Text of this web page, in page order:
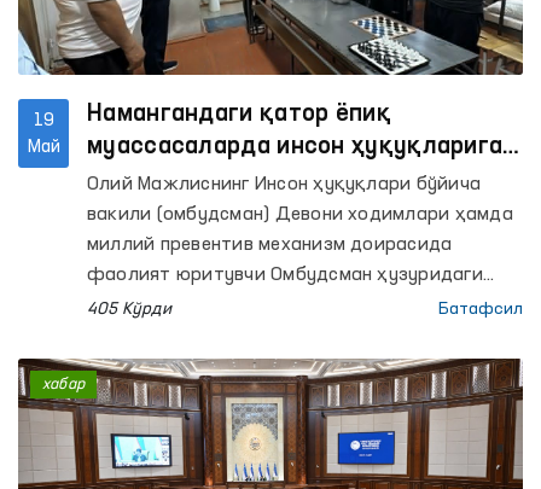
19
Май
Намангандаги қатор ёпиқ
муассасаларда инсон ҳуқуқларига
риоя этилиши ҳолати ўрганилди
Олий Мажлиснинг Инсон ҳуқуқлари бўйича
вакили (омбудсман) Девони ходимлари ҳамда
миллий превентив механизм доирасида
фаолият юритувчи Омбудсман ҳузуридаги
Қийноққа солиш ҳолларининг олдини олиш
томонидан Наманган вилоятидаги
ҳаракатланиш эркинлиги чекланган шахслар
сақланадиган қатор ёпиқ муассасаларга
мониторинг ташрифлари амалга оширилди.
405 Кўрди Батафсил
хабар